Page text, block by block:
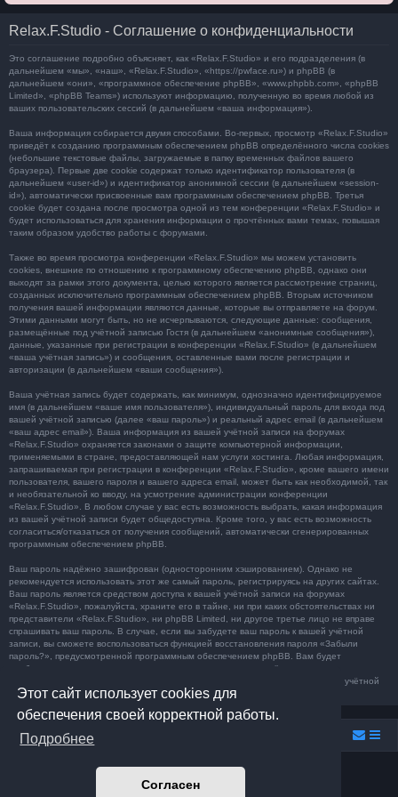
Этот сайт использует cookies для
обеспечения своей корректной работы.
Подробнее
Согласен
Relax.F.Studio - Соглашение о конфиденциальности
Это соглашение подробно объясняет, как «Relax.F.Studio» и его подразделения (в
дальнейшем «мы», «наш», «Relax.F.Studio», «https://pwface.ru») и phpBB (в
дальнейшем «они», «программное обеспечение phpBB», «www.phpbb.com», «phpBB
Limited», «phpBB Teams») используют информацию, полученную во время любой из
ваших пользовательских сессий (в дальнейшем «ваша информация»).
Ваша информация собирается двумя способами. Во-первых, просмотр «Relax.F.Studio»
приведёт к созданию программным обеспечением phpBB определённого числа cookies
(небольшие текстовые файлы, загружаемые в папку временных файлов вашего
браузера). Первые две cookie содержат только идентификатор пользователя (в
дальнейшем «user-id») и идентификатор анонимной сессии (в дальнейшем «session-
id»), автоматически присвоенные вам программным обеспечением phpBB. Третья
cookie будет создана после просмотра одной из тем конференции «Relax.F.Studio» и
будет использоваться для хранения информации о прочтённых вами темах, повышая
таким образом удобство работы с форумами.
Также во время просмотра конференции «Relax.F.Studio» мы можем установить
cookies, внешние по отношению к программному обеспечению phpBB, однако они
выходят за рамки этого документа, целью которого является рассмотрение страниц,
созданных исключительно программным обеспечением phpBB. Вторым источником
получения вашей информации являются данные, которые вы отправляете на форум.
Этими данными могут быть, но не исчерпываются, следующие данные: сообщения,
размещённые под учётной записью Гостя (в дальнейшем «анонимные сообщения»),
данные, указанные при регистрации в конференции «Relax.F.Studio» (в дальнейшем
«ваша учётная запись») и сообщения, оставленные вами после регистрации и
авторизации (в дальнейшем «ваши сообщения»).
Ваша учётная запись будет содержать, как минимум, однозначно идентифицируемое
имя (в дальнейшем «ваше имя пользователя»), индивидуальный пароль для входа под
вашей учётной записью (далее «ваш пароль») и реальный адрес email (в дальнейшем
«ваш адрес email»). Ваша информация из вашей учётной записи на форумах
«Relax.F.Studio» охраняется законами о защите компьютерной информации,
применяемыми в стране, предоставляющей нам услуги хостинга. Любая информация,
запрашиваемая при регистрации в конференции «Relax.F.Studio», кроме вашего имени
пользователя, вашего пароля и вашего адреса email, может быть как необходимой, так
и необязательной ко вводу, на усмотрение администрации конференции
«Relax.F.Studio». В любом случае у вас есть возможность выбрать, какая информация
из вашей учётной записи будет общедоступна. Кроме того, у вас есть возможность
согласиться/отказаться от получения сообщений, автоматически сгенерированных
программным обеспечением phpBB.
Ваш пароль надёжно зашифрован (односторонним хэшированием). Однако не
рекомендуется использовать этот же самый пароль, регистрируясь на других сайтах.
Ваш пароль является средством доступа к вашей учётной записи на форумах
«Relax.F.Studio», пожалуйста, храните его в тайне, ни при каких обстоятельствах ни
представители «Relax.F.Studio», ни phpBB Limited, ни другое третье лицо не вправе
спрашивать ваш пароль. В случае, если вы забудете ваш пароль к вашей учётной
записи, вы сможете воспользоваться функцией восстановления пароля «Забыли
пароль?», предусмотренной программным обеспечением phpBB. Вам будет
необходимо ввести ваше имя пользователя и ваш адрес email, после чего
программное обеспечение phpBB сгенерирует вам новый пароль для вашей учётной
записи.
Relax.F.Studio
Создано на основеphpBB® Forum Software © phpBB Limited
Prosilver Dark Edition by